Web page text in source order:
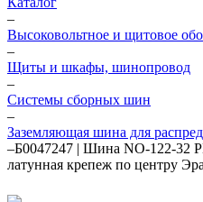
–
Высоковольтное и щитовое
–
Щиты и шкафы, шинопровод
–
Системы сборных шин
–
Заземляющая шина для
–Б0047247 | Шина NO-122-32
латунная крепеж по центру Эра